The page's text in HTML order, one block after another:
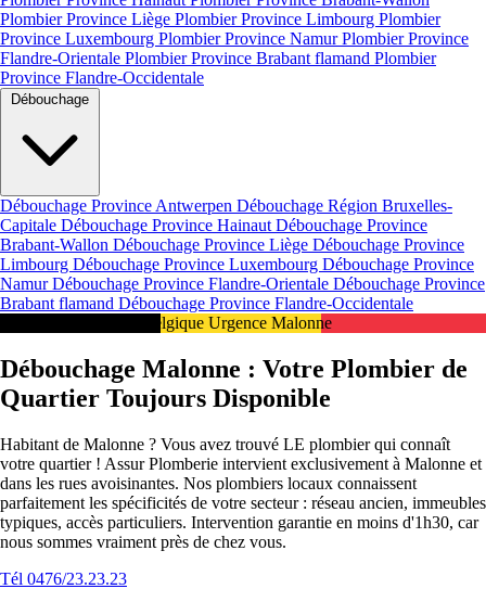
Plombier Province Liège Plombier Province Limbourg Plombier
Province Luxembourg Plombier Province NamurPlombier Province
Flandre-Orientale Plombier Province Brabant flamand Plombier
Province Flandre-Occidentale
Débouchage Province Antwerpen Débouchage Région Bruxelles-
Capitale Débouchage Province Hainaut Débouchage Province
Brabant-Wallon Débouchage Province Liège Débouchage Province
Limbourg Débouchage Province Luxembourg Débouchage Province
NamurDébouchage Province Flandre-Orientale Débouchage Province
Brabant flamand Débouchage Province Flandre-Occidentale
Intervention 24/7 en Belgique Urgence Malonne
Débouchage Malonne : Votre Plombier de
Quartier Toujours Disponible
Habitant de Malonne ? Vous avez trouvé LE plombier qui connaît
votre quartier ! Assur Plomberie intervient exclusivement à Malonne et
dans les rues avoisinantes. Nos plombiers locaux connaissent
parfaitement les spécificités de votre secteur : réseau ancien, immeubles
typiques, accès particuliers. Intervention garantie en moins d'1h30, car
nous sommes vraiment près de chez vous.
Tél 0476/23.23.23